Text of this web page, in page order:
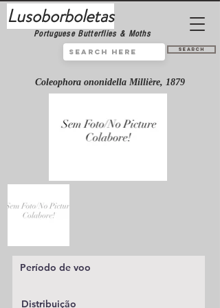
Lusoborboletas
Portuguese Butterflies & Moths
Search
Coleophora ononidella Millière, 1879
Período de voo
Distribuição